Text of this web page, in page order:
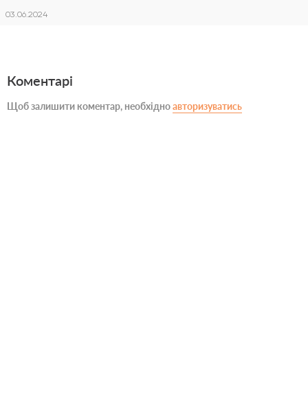
03.06.2024
Коментарі
Щоб залишити коментар, необхідноавторизуватись